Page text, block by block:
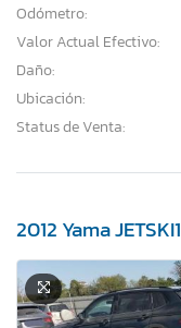
Odómetro:
Valor Actual Efectivo:
Daño:
Ubicación:
Status de Venta:
2012 Yama JETSKI1